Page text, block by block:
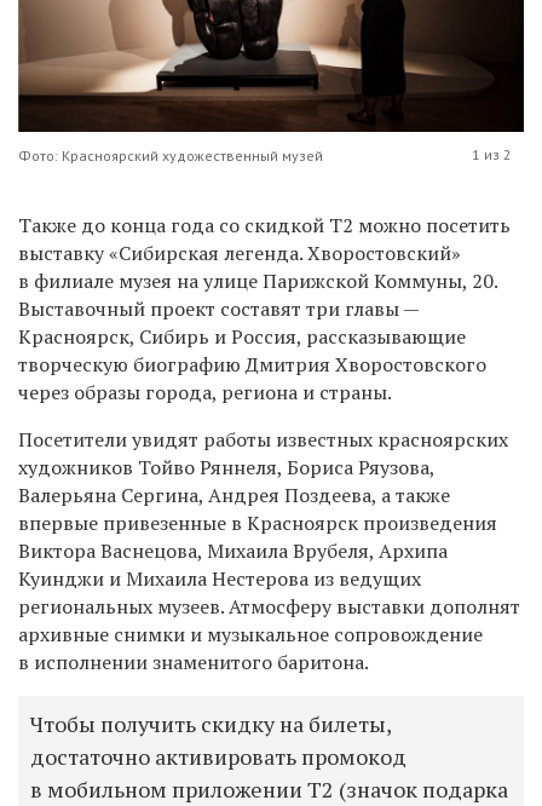
Фото: Красноярский художественный музей 1 из 2
Также до конца года со скидкой Т2 можно посетить
выставку «Сибирская легенда. Хворостовский»
в филиале музея на улице Парижской Коммуны, 20.
Выставочный проект составят три главы —
Красноярск, Сибирь и Россия, рассказывающие
творческую биографию Дмитрия Хворостовского
через образы города, региона и страны.
Посетители увидят работы известных красноярских
художников Тойво Ряннеля, Бориса Ряузова,
Валерьяна Сергина, Андрея Поздеева, а также
впервые привезенные в Красноярск произведения
Виктора Васнецова, Михаила Врубеля, Архипа
Куинджи и Михаила Нестерова из ведущих
региональных музеев. Атмосферу выставки дополнят
архивные снимки и музыкальное сопровождение
в исполнении знаменитого баритона.
Чтобы получить скидку на билеты,
достаточно активировать промокод
в мобильном приложении Т2 (значок подарка